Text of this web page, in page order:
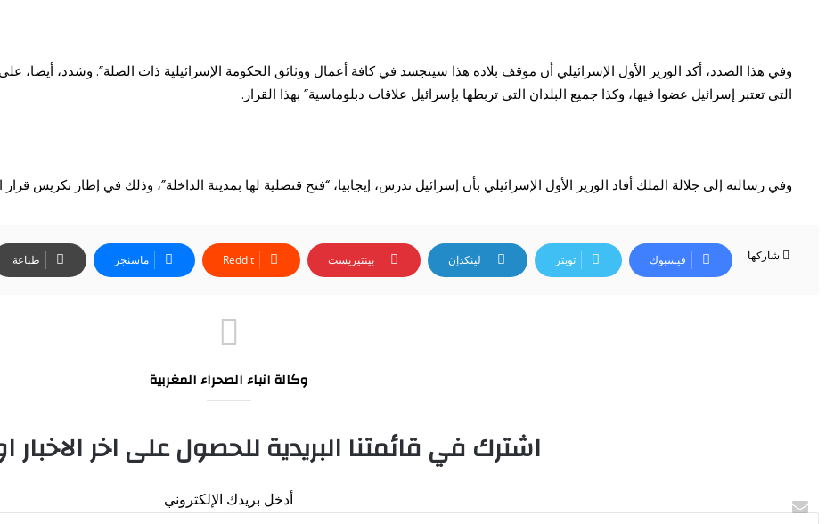
وفي هذا الصدد، أكد الوزير الأول الإسرائيلي أن موقف بلاده هذا سيتجسد في كافة أعمال ووثائق الحكومة الإسرائيلية ذات الصلة”. وشدد، أيضا، على
التي تعتبر إسرائيل عضوا فيها، وكذا جميع البلدان التي تربطها بإسرائيل علاقات دبلوماسية” بهذا القرار.
وفي رسالته إلى جلالة الملك أفاد الوزير الأول الإسرائيلي بأن إسرائيل تدرس، إيجابيا، “فتح قنصلية لها بمدينة الداخلة”، وذلك في إطار تكريس قرار
شاركها فيسبوك تويتر لينكدإن بينتيريست ماسنجر طباعة
وكالة انباء الصحراء المغربية
اشترك في قائمتنا البريدية للحصول على اخر الاخبار
أدخل بريدك الإلكتروني